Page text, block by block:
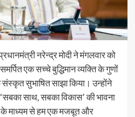
नरेन्द्र मोदी ने मंगलवार को
एक सच्चे बुद्धिमान व्यक्ति के गुणों
सुभाषित साझा किया। उन्होंने
साथ, सबका विकास’ की भावना
के माध्यम से हम एक मजबूत और